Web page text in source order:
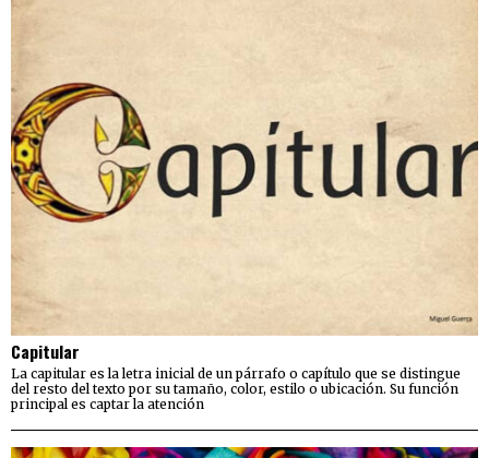
Capitular
La capitular es la letra inicial de un párrafo o capítulo que se distingue
del resto del texto por su tamaño, color, estilo o ubicación. Su función
principal es captar la atención